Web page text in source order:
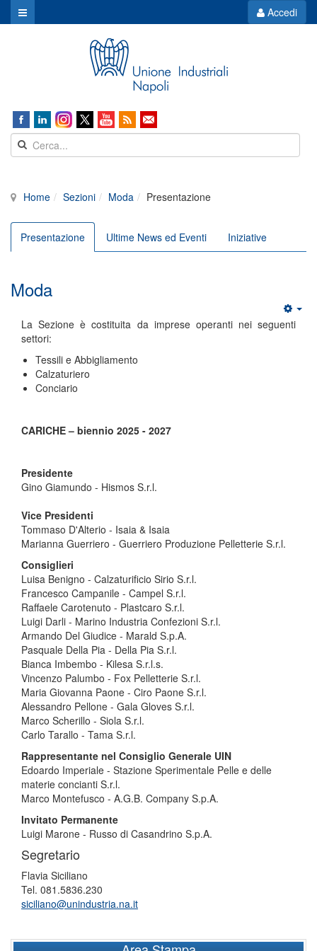
Accedi
Home Sezioni Moda Presentazione
Presentazione Ultime News ed Eventi Iniziative
Moda
La Sezione è costituita da imprese operanti nei seguenti
settori:
Tessili e Abbigliamento
Calzaturiero
Conciario
CARICHE – biennio 2025 - 2027
Presidente
Gino Giamundo - Hismos S.r.l.
Vice Presidenti
Tommaso D'Alterio - Isaia & Isaia
Marianna Guerriero - Guerriero Produzione Pelletterie S.r.l.
Consiglieri
Luisa Benigno - Calzaturificio Sirio S.r.l.
Francesco Campanile - Campel S.r.l.
Raffaele Carotenuto - Plastcaro S.r.l.
Luigi Darli - Marino Industria Confezioni S.r.l.
Armando Del Giudice - Marald S.p.A.
Pasquale Della Pia - Della Pia S.r.l.
Bianca Imbembo - Kilesa S.r.l.s.
Vincenzo Palumbo - Fox Pelletterie S.r.l.
Maria Giovanna Paone - Ciro Paone S.r.l.
Alessandro Pellone - Gala Gloves S.r.l.
Marco Scherillo - Siola S.r.l.
Carlo Tarallo - Tama S.r.l.
Rappresentante nel Consiglio Generale UIN
Edoardo Imperiale - Stazione Sperimentale Pelle e delle
materie concianti S.r.l.
Marco Montefusco - A.G.B. Company S.p.A.
Invitato Permanente
Luigi Marone - Russo di Casandrino S.p.A.
Segretario
Flavia Siciliano
Tel. 081.5836.230
siciliano@unindustria.na.it